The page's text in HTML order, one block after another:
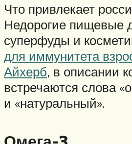
Что привлекает
Недорогие пищевые
суперфуды и
для иммунитета
Айхерб, в описании
встречаются слова
и «натуральный».